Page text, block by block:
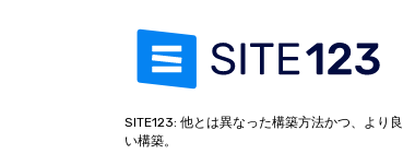
SITE123: 他とは異なった構築方法かつ、より良
い構築。